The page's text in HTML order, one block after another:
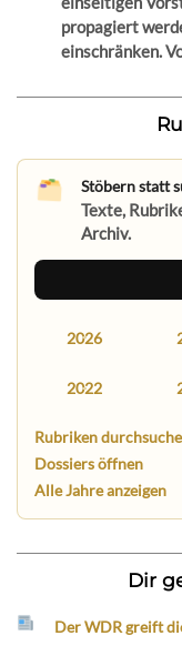
propagiert
einschränken.
Stöbern statt
Texte,
Archiv.
2026
2022
Rubriken
Dossiers öffnen
Alle Jahre anzeigen
Dir
Der WDR greift